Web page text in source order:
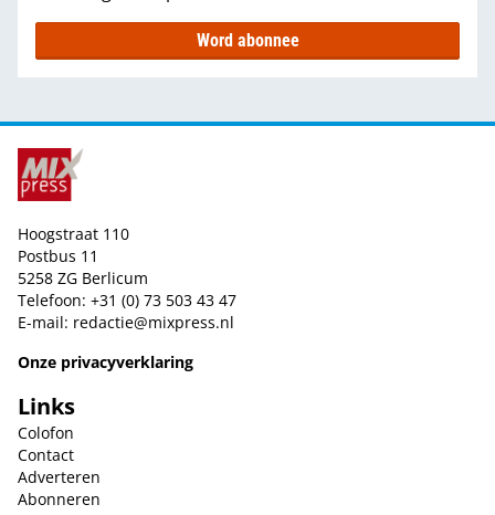
Word abonnee
Hoogstraat 110
Postbus 11
5258 ZG Berlicum
Telefoon: +31 (0) 73 503 43 47
E-mail: redactie@mixpress.nl
Onze privacyverklaring
Links
Colofon
Contact
Adverteren
Abonneren